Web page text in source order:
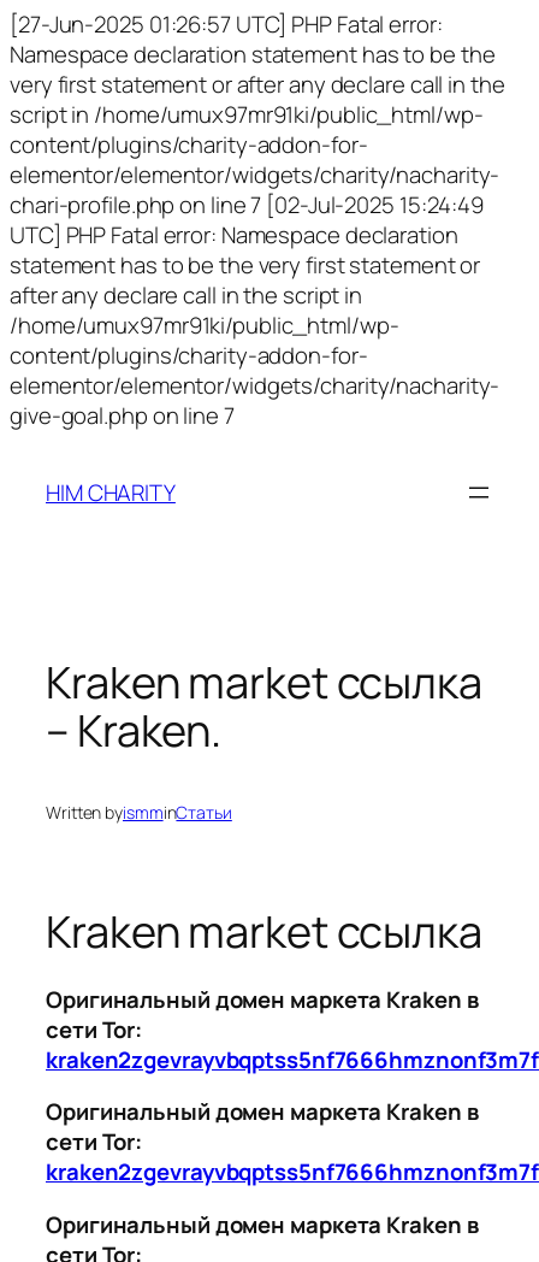
[27-Jun-2025 01:26:57 UTC] PHP Fatal error:
Namespace declaration statement has to be the
very first statement or after any declare call in the
script in /home/umux97mr91ki/public_html/wp-
content/plugins/charity-addon-for-
elementor/elementor/widgets/charity/nacharity-
chari-profile.php on line 7 [02-Jul-2025 15:24:49
UTC] PHP Fatal error: Namespace declaration
statement has to be the very first statement or
after any declare call in the script in
/home/umux97mr91ki/public_html/wp-
content/plugins/charity-addon-for-
elementor/elementor/widgets/charity/nacharity-
give-goal.php on line 7
HIM CHARITY
Kraken market ссылка
– Kraken.
Written byismminСтатьи
Kraken market ссылка
Оригинальный домен маркета Kraken в
сети Tor:
Оригинальный домен маркета Kraken в
сети Tor:
Оригинальный домен маркета Kraken в
сети Tor: